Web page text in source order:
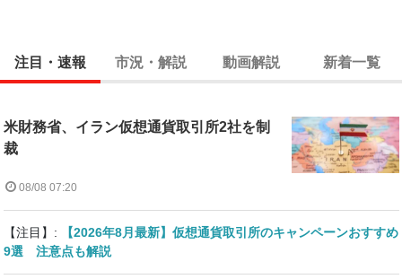
注目・速報 市況・解説 動画解説 新着一覧
米財務省、イラン仮想通貨取引所2社を制
裁
08/08 07:20
【注目】:
【2026年8月最新】仮想通貨取引所のキャンペーンおすすめ
9選 注意点も解説